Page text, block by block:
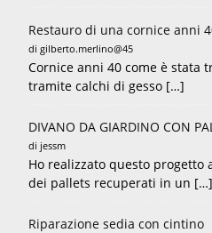
Restauro di una cornice anni
di gilberto.merlino@45
Cornice anni 40 come è stata
tramite calchi di gesso […]
DIVANO DA GIARDINO CON
di jessm
Ho realizzato questo progetto
dei pallets recuperati in un […]
Riparazione sedia con cintino